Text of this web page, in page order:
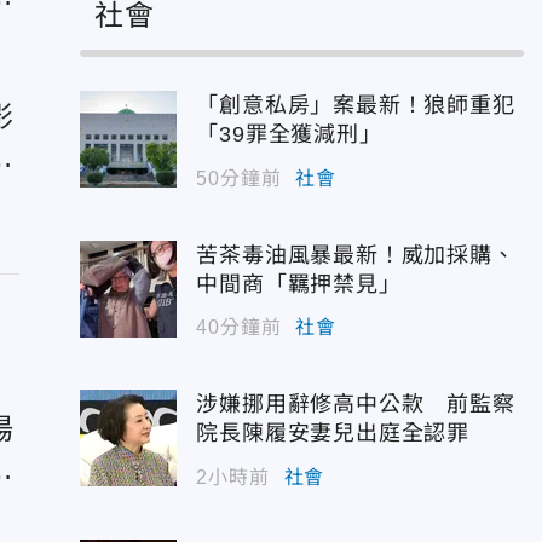
社會
「創意私房」案最新！狼師重犯
「39罪全獲減刑」
50分鐘前 社會
苦茶毒油風暴最新！威加採購、
中間商「羈押禁見」
40分鐘前 社會
涉嫌挪用辭修高中公款 前監察
院長陳履安妻兒出庭全認罪
2小時前 社會